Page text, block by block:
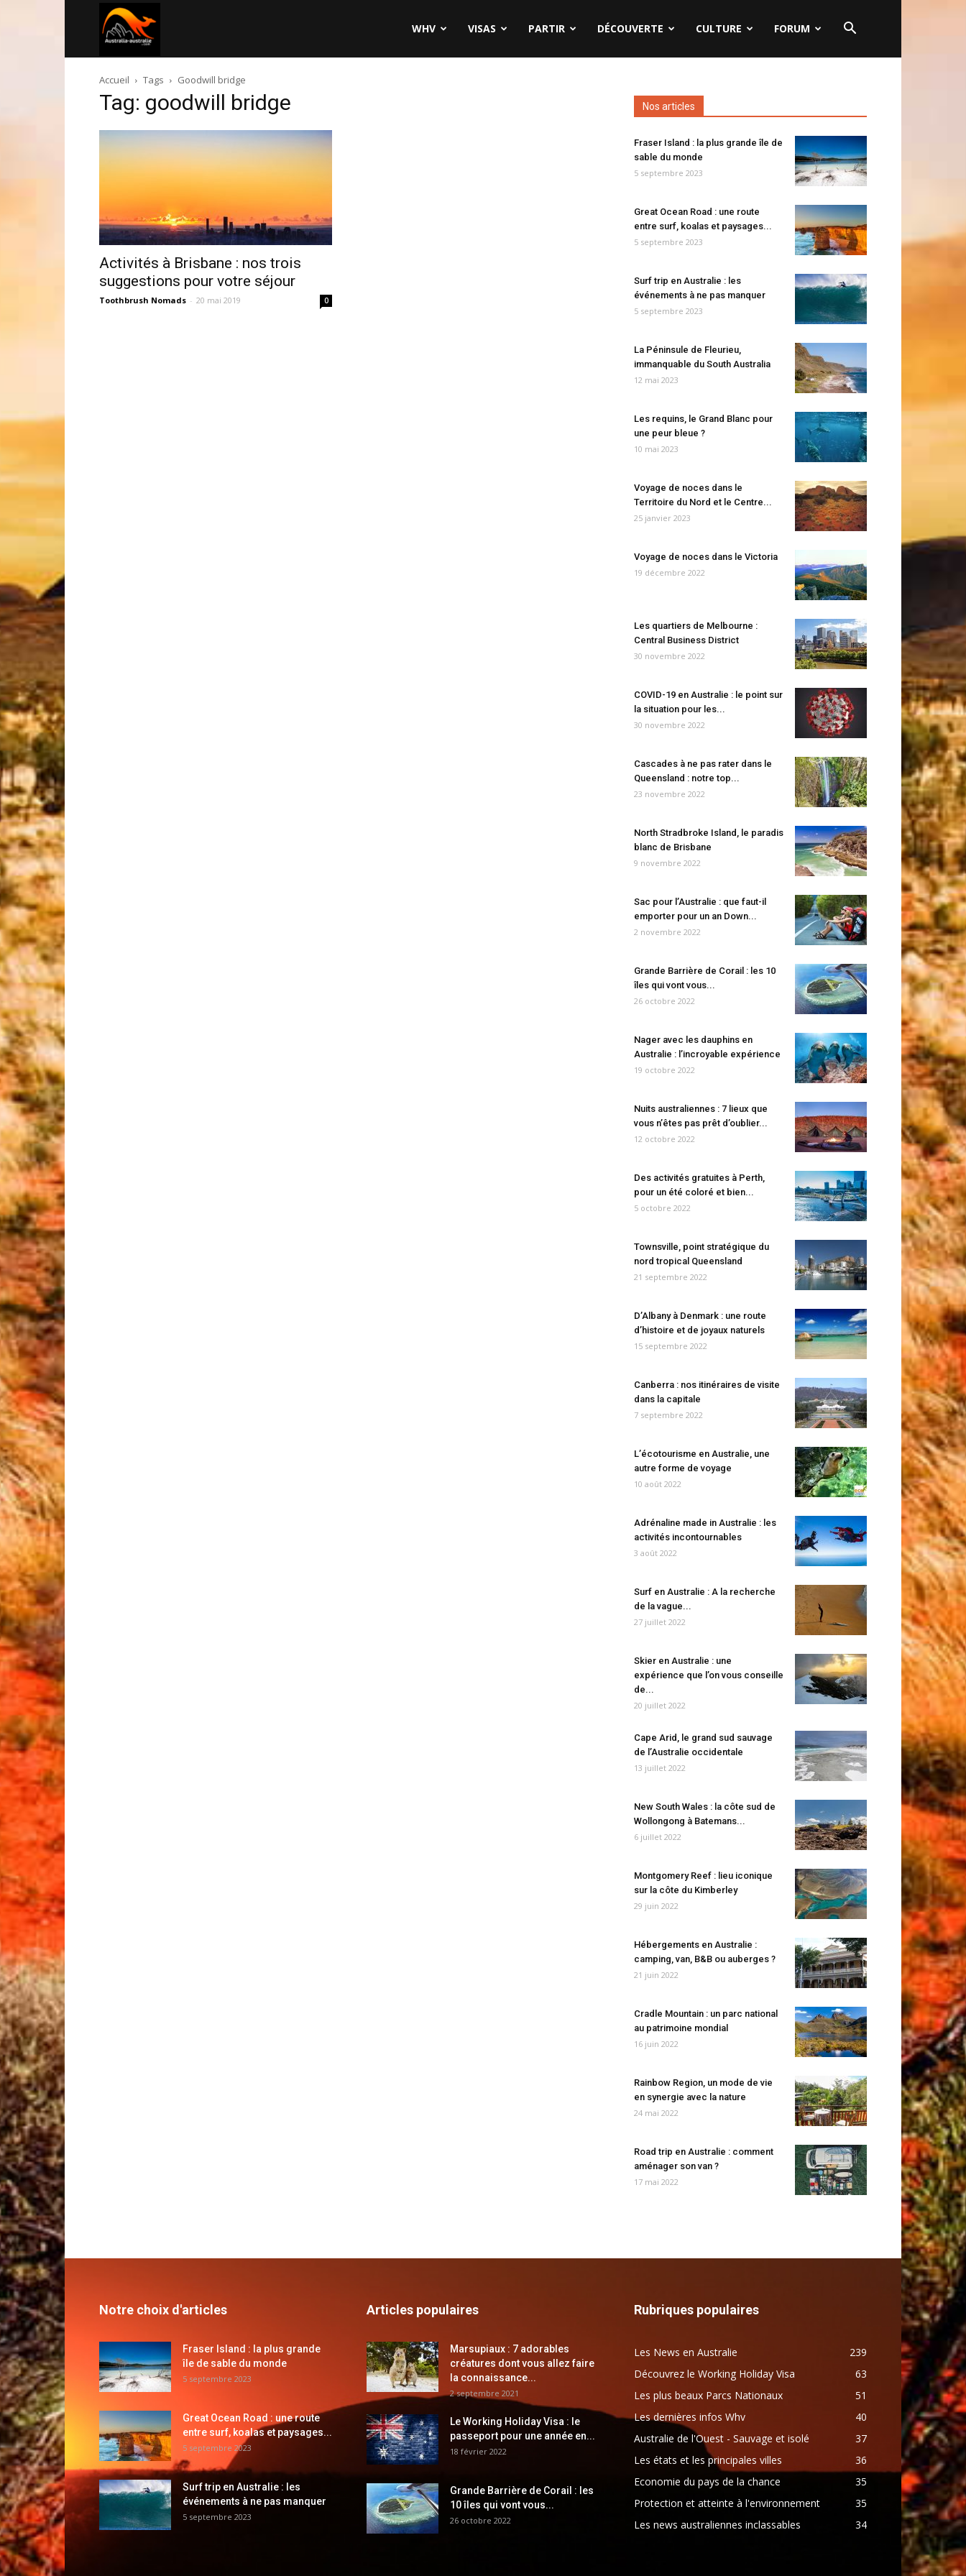
australie.com
WHV VISAS PARTIR DÉCOUVERTE CULTURE FORUM
Accueil Tags Goodwill bridge
Tag: goodwill bridge
Activités à Brisbane : nos trois
suggestions pour votre séjour
Toothbrush Nomads - 20 mai 2019 0
Nos articles
Fraser Island : la plus grande île de
sable du monde
5 septembre 2023
Great Ocean Road : une route
entre surf, koalas et paysages...
5 septembre 2023
Surf trip en Australie : les
événements à ne pas manquer
5 septembre 2023
La Péninsule de Fleurieu,
immanquable du South Australia
12 mai 2023
Les requins, le Grand Blanc pour
une peur bleue ?
10 mai 2023
Voyage de noces dans le
Territoire du Nord et le Centre...
25 janvier 2023
Voyage de noces dans le Victoria
19 décembre 2022
Les quartiers de Melbourne :
Central Business District
30 novembre 2022
COVID-19 en Australie : le point sur
la situation pour les...
30 novembre 2022
Cascades à ne pas rater dans le
Queensland : notre top...
23 novembre 2022
North Stradbroke Island, le paradis
blanc de Brisbane
9 novembre 2022
Sac pour l’Australie : que faut-il
emporter pour un an Down...
2 novembre 2022
Grande Barrière de Corail : les 10
îles qui vont vous...
26 octobre 2022
Nager avec les dauphins en
Australie : l’incroyable expérience
19 octobre 2022
Nuits australiennes : 7 lieux que
vous n’êtes pas prêt d’oublier...
12 octobre 2022
Des activités gratuites à Perth,
pour un été coloré et bien...
5 octobre 2022
Townsville, point stratégique du
nord tropical Queensland
21 septembre 2022
D’Albany à Denmark : une route
d’histoire et de joyaux naturels
15 septembre 2022
Canberra : nos itinéraires de visite
dans la capitale
7 septembre 2022
L’écotourisme en Australie, une
autre forme de voyage
10 août 2022
Adrénaline made in Australie : les
activités incontournables
3 août 2022
Surf en Australie : A la recherche
de la vague...
27 juillet 2022
Skier en Australie : une
expérience que l’on vous conseille
de...
20 juillet 2022
Cape Arid, le grand sud sauvage
de l’Australie occidentale
13 juillet 2022
New South Wales : la côte sud de
Wollongong à Batemans...
6 juillet 2022
Montgomery Reef : lieu iconique
sur la côte du Kimberley
29 juin 2022
Hébergements en Australie :
camping, van, B&B ou auberges ?
21 juin 2022
Cradle Mountain : un parc national
au patrimoine mondial
16 juin 2022
Rainbow Region, un mode de vie
en synergie avec la nature
24 mai 2022
Road trip en Australie : comment
aménager son van ?
17 mai 2022
Notre choix d'articles
Fraser Island : la plus grande
île de sable du monde
5 septembre 2023
Great Ocean Road : une route
entre surf, koalas et paysages...
5 septembre 2023
Surf trip en Australie : les
événements à ne pas manquer
5 septembre 2023
Articles populaires
Marsupiaux : 7 adorables
créatures dont vous allez faire
la connaissance...
2 septembre 2021
Le Working Holiday Visa : le
passeport pour une année en...
18 février 2022
Grande Barrière de Corail : les
10 îles qui vont vous...
26 octobre 2022
Rubriques populaires
Les News en Australie
239
Découvrez le Working Holiday Visa
63
Les plus beaux Parcs Nationaux
51
Les dernières infos Whv
40
Australie de l'Ouest - Sauvage et isolé
37
Les états et les principales villes
36
Economie du pays de la chance
35
Protection et atteinte à l'environnement
35
Les news australiennes inclassables
34